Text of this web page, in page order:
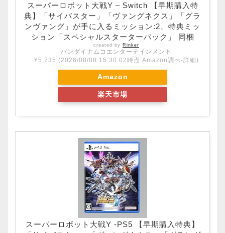
スーパーロボット大戦Y – Switch 【早期購入特
典】「サイバスター」「ヴァングネクス」「グラ
ンヴァング」が手に入るミッション:2、特典ミッ
ション「スペシャルスターターパック」 同梱
created by Rinker
バンダイナムコエンターテインメント
¥5,235 (2026/08/08 15:30:02時点 Amazon調べ-詳細)
Amazon
楽天市場
スーパーロボット大戦Y -PS5 【早期購入特典】